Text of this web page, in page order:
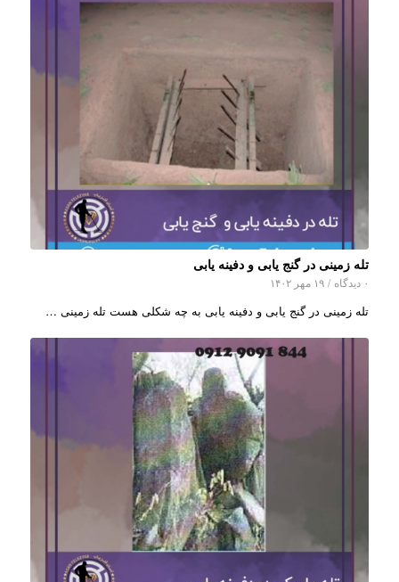
تله زمینی در گنج یابی و دفینه یابی
۰ دیدگاه / ۱۹ مهر ۱۴۰۲
تله زمینی در گنج یابی و دفینه یابی به چه شکلی هست تله زمینی …